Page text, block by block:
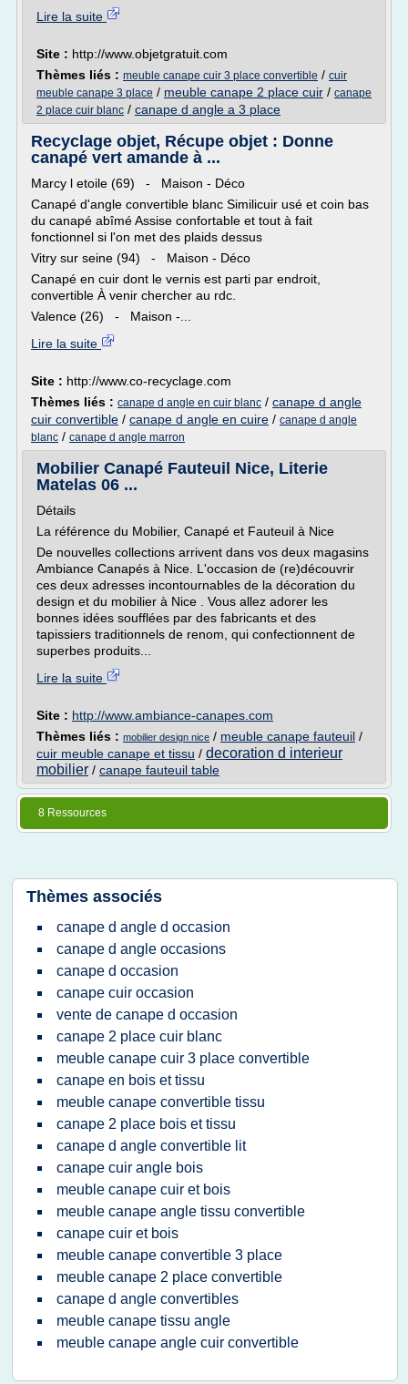
Lire la suite
Site : http://www.objetgratuit.com
Thèmes liés : meuble canape cuir 3 place convertible / cuir
meuble canape 3 place / meuble canape 2 place cuir / canape
2 place cuir blanc / canape d angle a 3 place
Recyclage objet, Récupe objet : Donne
canapé vert amande à ...
Marcy l etoile (69) - Maison - Déco
Canapé d'angle convertible blanc Similicuir usé et coin bas
du canapé abîmé Assise confortable et tout à fait
fonctionnel si l'on met des plaids dessus
Vitry sur seine (94) - Maison - Déco
Canapé en cuir dont le vernis est parti par endroit,
convertible À venir chercher au rdc.
Valence (26) - Maison -...
Lire la suite
Site : http://www.co-recyclage.com
Thèmes liés : canape d angle en cuir blanc / canape d angle
cuir convertible / canape d angle en cuire / canape d angle
blanc / canape d angle marron
Mobilier Canapé Fauteuil Nice, Literie
Matelas 06 ...
Détails
La référence du Mobilier, Canapé et Fauteuil à Nice
De nouvelles collections arrivent dans vos deux magasins
Ambiance Canapés à Nice. L'occasion de (re)découvrir
ces deux adresses incontournables de la décoration du
design et du mobilier à Nice . Vous allez adorer les
bonnes idées soufflées par des fabricants et des
tapissiers traditionnels de renom, qui confectionnent de
superbes produits...
Lire la suite
Site : http://www.ambiance-canapes.com
Thèmes liés : mobilier design nice / meuble canape fauteuil /
cuir meuble canape et tissu / decoration d interieur
mobilier / canape fauteuil table
8 Ressources
Thèmes associés
canape d angle d occasion
canape d angle occasions
canape d occasion
canape cuir occasion
vente de canape d occasion
canape 2 place cuir blanc
meuble canape cuir 3 place convertible
canape en bois et tissu
meuble canape convertible tissu
canape 2 place bois et tissu
canape d angle convertible lit
canape cuir angle bois
meuble canape cuir et bois
meuble canape angle tissu convertible
canape cuir et bois
meuble canape convertible 3 place
meuble canape 2 place convertible
canape d angle convertibles
meuble canape tissu angle
meuble canape angle cuir convertible